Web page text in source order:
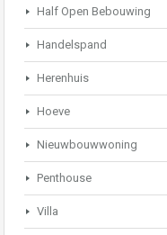
Half Open Bebouwing
Handelspand
Herenhuis
Hoeve
Nieuwbouwwoning
Penthouse
Villa